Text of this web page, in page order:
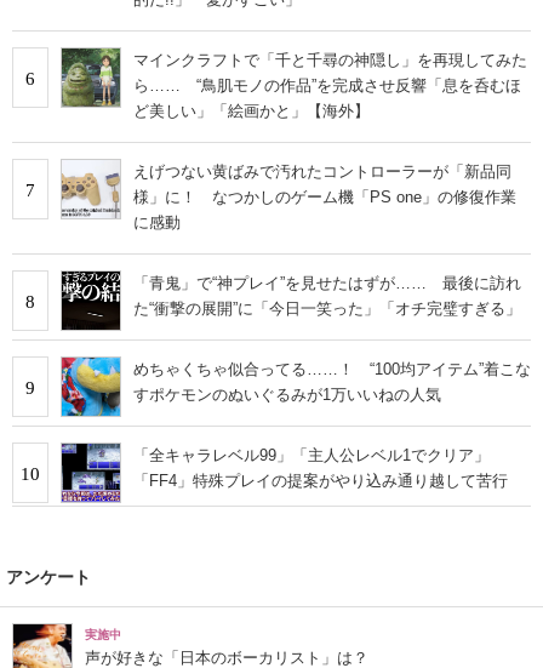
6
マインクラフトで「千と千尋の神隠し」を再現してみた
ら…… “鳥肌モノの作品”を完成させ反響「息を呑むほ
ど美しい」「絵画かと」【海外】
7
えげつない黄ばみで汚れたコントローラーが「新品同
様」に！ なつかしのゲーム機「PS one」の修復作業
に感動
8
「青鬼」で“神プレイ”を見せたはずが…… 最後に訪れ
た“衝撃の展開”に「今日一笑った」「オチ完璧すぎる」
9
めちゃくちゃ似合ってる……！ “100均アイテム”着こな
すポケモンのぬいぐるみが1万いいねの人気
10
「全キャラレベル99」「主人公レベル1でクリア」
「FF4」特殊プレイの提案がやり込み通り越して苦行
アンケート
実施中
声が好きな「日本のボーカリスト」は？